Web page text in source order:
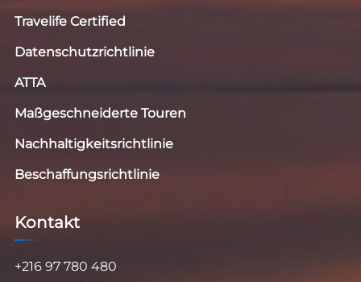
Travelife Certified
Datenschutzrichtlinie
ATTA
Maßgeschneiderte Touren
Nachhaltigkeitsrichtlinie
Beschaffungsrichtlinie
Kontakt
+216 97 780 480